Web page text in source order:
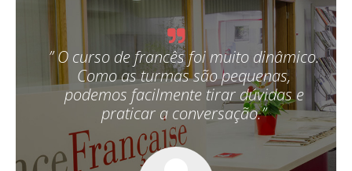
” O curso de francês foi muito dinâmico.
Como as turmas são pequenas,
podemos facilmente tirar dúvidas e
praticar a conversação.”